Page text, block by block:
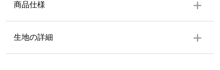
商品仕様
仕様
左右ポケット各1個
生地の詳細